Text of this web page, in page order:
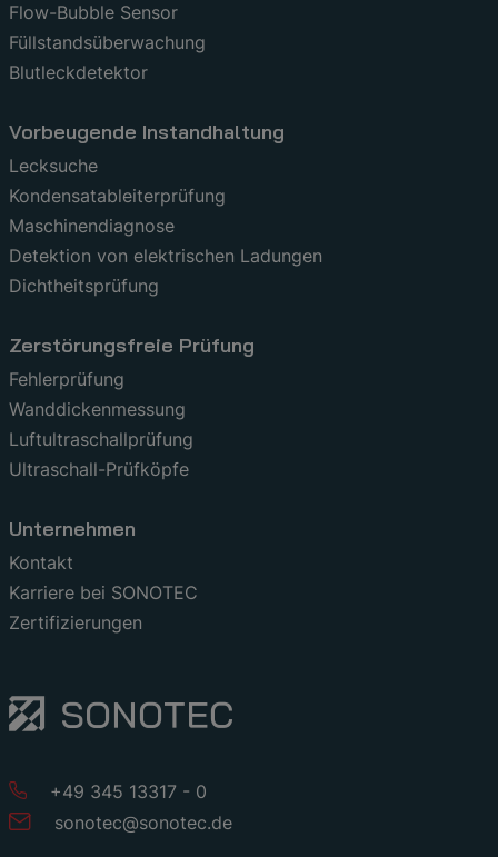
Flow-Bubble Sensor
Füllstandsüberwachung
Blutleckdetektor
Vorbeugende Instandhaltung
Lecksuche
Kondensatableiterprüfung
Maschinendiagnose
Detektion von elektrischen Ladungen
Dichtheitsprüfung
Zerstörungsfreie Prüfung
Fehlerprüfung
Wanddickenmessung
Luftultraschallprüfung
Ultraschall-Prüfköpfe
Unternehmen
Kontakt
Karriere bei SONOTEC
Zertifizierungen
+49 345 13317 - 0
sonotec@sonotec.de